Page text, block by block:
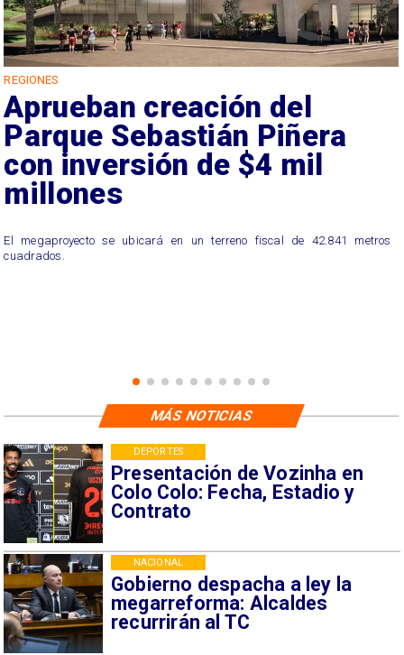
REGIONES
Aprueban creación del
Parque Sebastián Piñera
con inversión de $4 mil
millones
El megaproyecto se ubicará en un terreno fiscal de 42.841 metros
cuadrados.
Presentación de Vozinha en
Colo Colo: Fecha, Estadio y
Contrato
DEPORTES
Gobierno despacha a ley la
megarreforma: Alcaldes
recurrirán al TC
NACIONAL
MÁS NOTICIAS